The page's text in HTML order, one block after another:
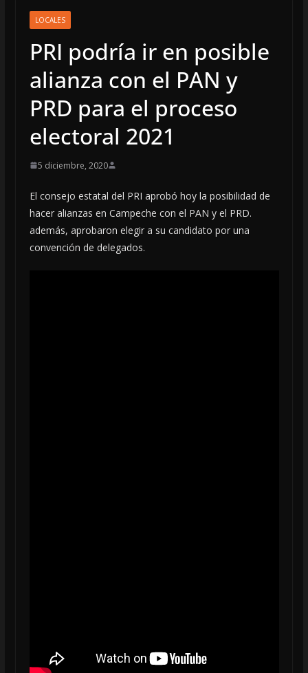
LOCALES
PRI podría ir en posible
alianza con el PAN y
PRD para el proceso
electoral 2021
5 diciembre, 2020
El consejo estatal del PRI aprobó hoy la posibilidad de
hacer alianzas en Campeche con el PAN y el PRD.
además, aprobaron elegir a su candidato por una
convención de delegados.